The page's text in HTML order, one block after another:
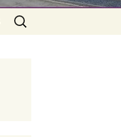
Rechercher :